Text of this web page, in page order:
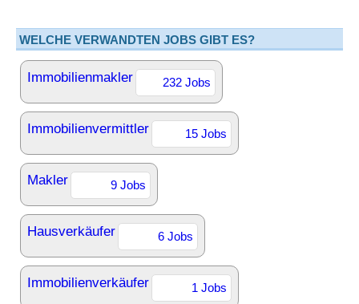
WELCHE VERWANDTEN JOBS GIBT ES?
Immobilienmakler 232 Jobs
Immobilienvermittler 15 Jobs
Makler 9 Jobs
Hausverkäufer 6 Jobs
Immobilienverkäufer 1 Jobs